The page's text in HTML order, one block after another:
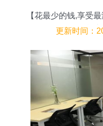
【花最少的钱,享受
湖
更新时间：